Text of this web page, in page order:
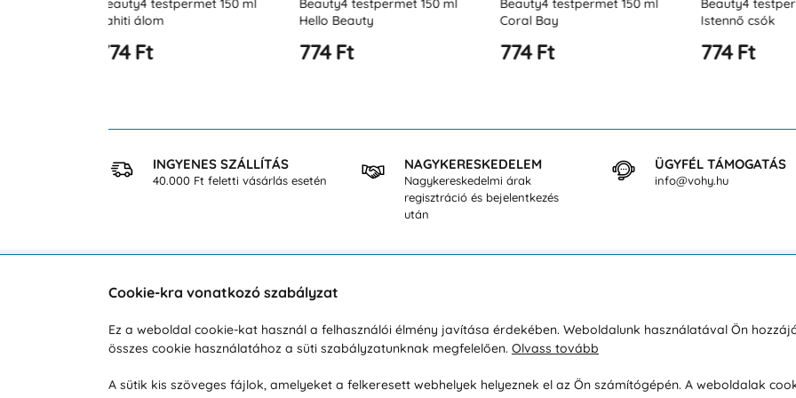
Beauty4 testpermet 150 ml
Hello Beauty
774 Ft
Beauty4 testpermet 150 ml
Coral Bay
774 Ft
Beauty4 testpermet 150 ml
Istennő csók
774 Ft
Beauty4
Tahiti álom
774 Ft
INGYENES SZÁLLÍTÁS
40.000 Ft feletti vásárlás esetén
NAGYKERESKEDELEM
Nagykereskedelmi árak
regisztráció és bejelentkezés
után
ÜGYFÉL TÁMOGATÁS
info@vohy.hu
Hétköznap 8:00-tól 16:00-ig
info@vohy.hu
Reklamáció / Áru visszaküldése
Szállítás és fizetés
Társaságról
Cookie-kra vonatkozó szabályzat
Ez a weboldal cookie-kat használ a felhasználói élmény javítása érdekében. Weboldalunk használatával Ön
összes cookie használatához a süti szabályzatunknak megfelelően. Olvass tovább
A sütik kis szöveges fájlok, amelyeket a felkeresett webhelyek helyeznek el az Ön számítógépén. A weboldalak